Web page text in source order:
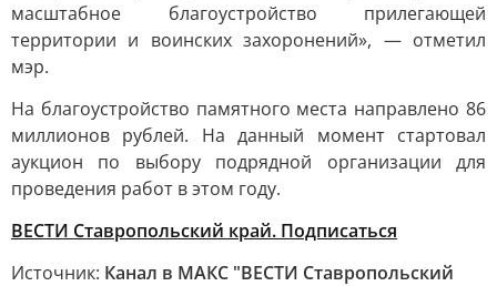
масштабное благоустройство прилегающей
территории и воинских захоронений», — отметил
мэр.
На благоустройство памятного места направлено 86
миллионов рублей. На данный момент стартовал
аукцион по выбору подрядной организации для
проведения работ в этом году.
ВЕСТИ Ставропольский край. Подписаться
Источник: Канал в МАКС "ВЕСТИ Ставропольский